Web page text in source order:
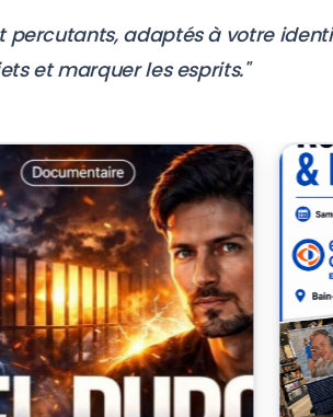
percutants, adaptés à votre
et marquer les esprits."